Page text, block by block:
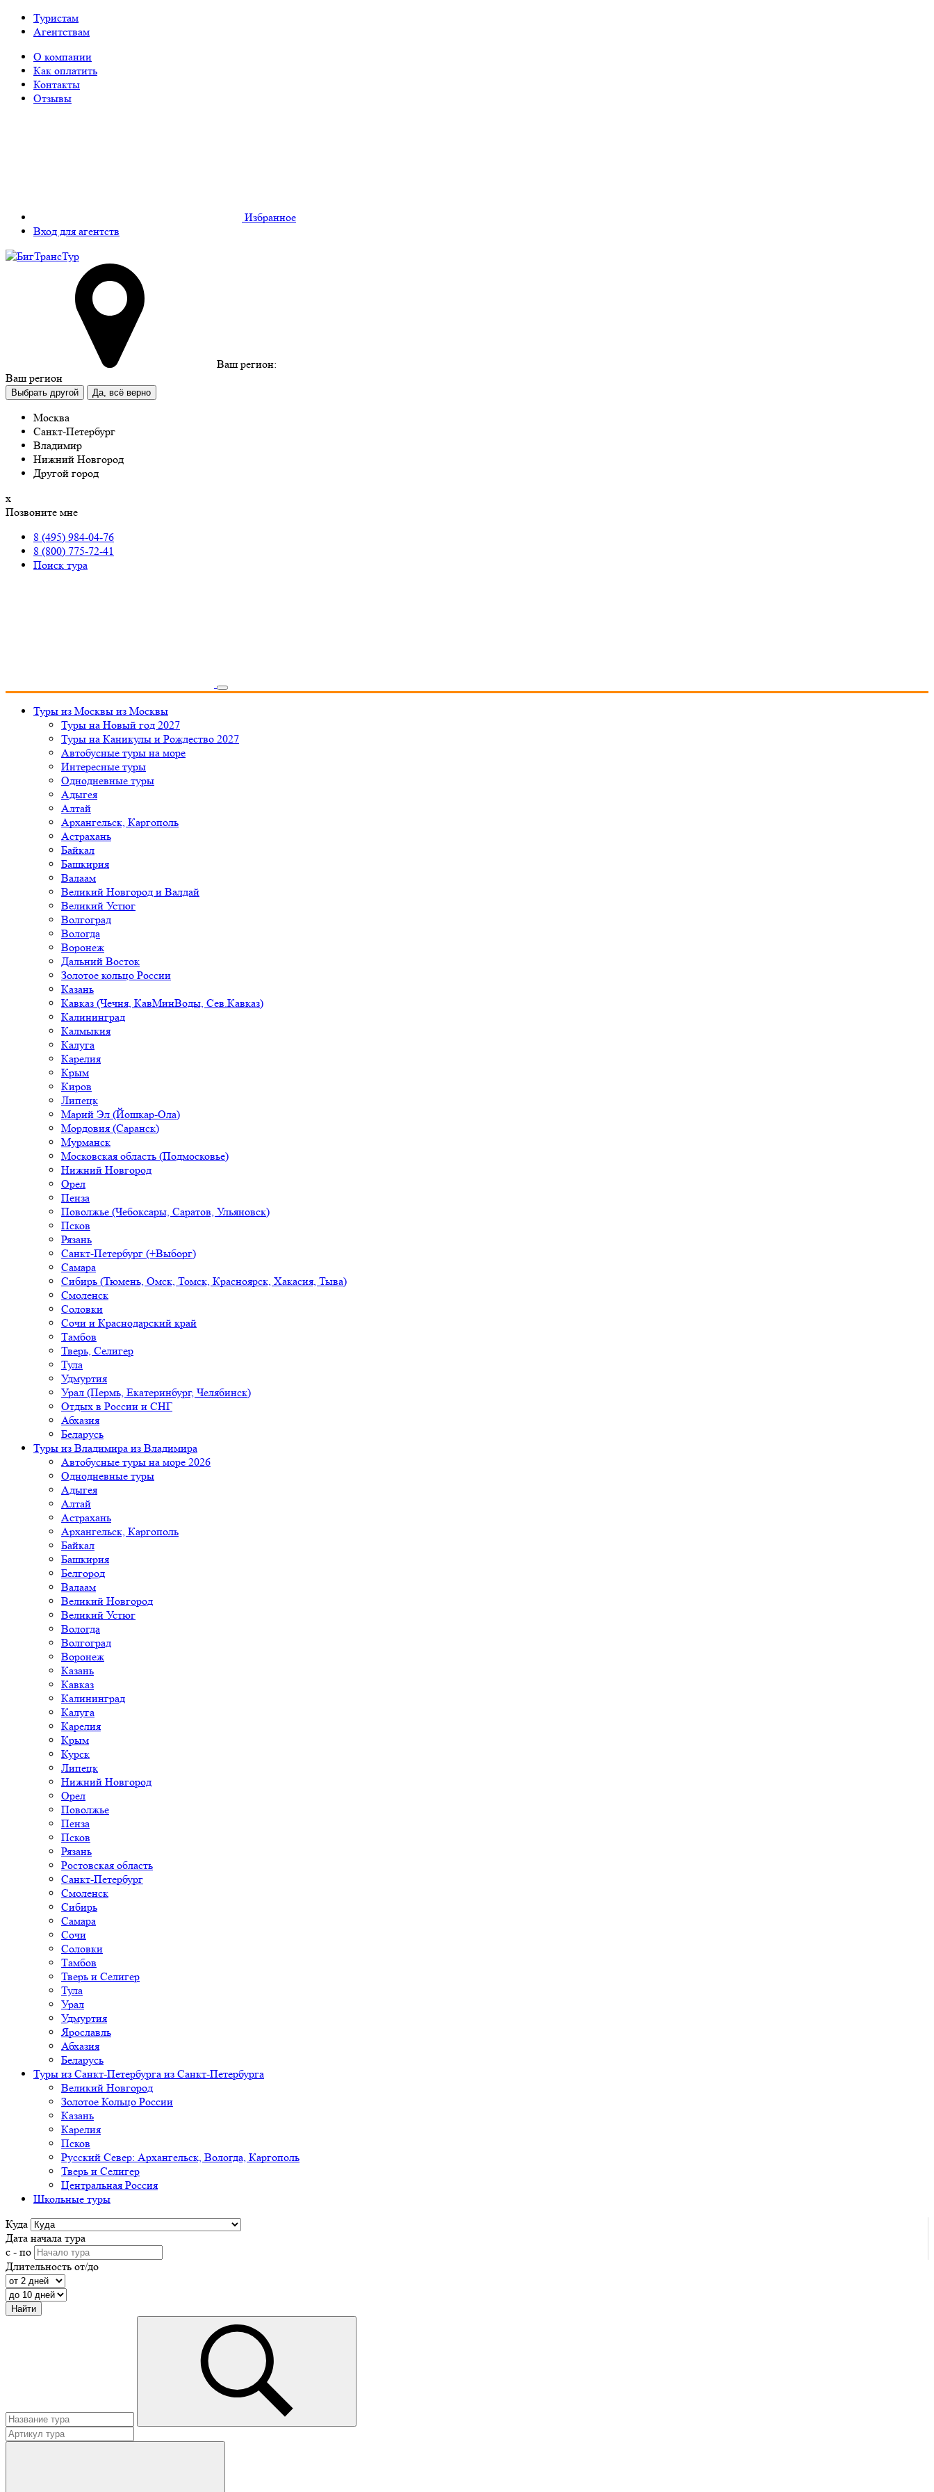
Туристам
Агентствам
О компании
Как оплатить
Контакты
Отзывы
Избранное
Вход для агентств
Ваш регион:
Ваш регион
Выбрать другой Да, всё верно
Москва
Санкт-Петербург
Владимир
Нижний Новгород
Другой город
х
Позвоните мне
8 (495) 984-04-76
8 (800) 775-72-41
Поиск тура
Туры из Москвы из Москвы
Туры на Новый год 2027
Туры на Каникулы и Рождество 2027
Автобусные туры на море
Интересные туры
Однодневные туры
Адыгея
Алтай
Архангельск, Каргополь
Астрахань
Байкал
Башкирия
Валаам
Великий Новгород и Валдай
Великий Устюг
Волгоград
Вологда
Воронеж
Дальний Восток
Золотое кольцо России
Казань
Кавказ (Чечня, КавМинВоды, Сев.Кавказ)
Калининград
Калмыкия
Калуга
Карелия
Крым
Киров
Липецк
Марий Эл (Йошкар-Ола)
Мордовия (Саранск)
Мурманск
Московская область (Подмосковье)
Нижний Новгород
Орел
Пенза
Поволжье (Чебоксары, Саратов, Ульяновск)
Псков
Рязань
Санкт-Петербург (+Выборг)
Самара
Сибирь (Тюмень, Омск, Томск, Красноярск, Хакасия, Тыва)
Смоленск
Соловки
Сочи и Краснодарский край
Тамбов
Тверь, Селигер
Тула
Удмуртия
Урал (Пермь, Екатеринбург, Челябинск)
Отдых в России и СНГ
Абхазия
Беларусь
Туры из Владимира из Владимира
Автобусные туры на море 2026
Однодневные туры
Адыгея
Алтай
Астрахань
Архангельск, Каргополь
Байкал
Башкирия
Белгород
Валаам
Великий Новгород
Великий Устюг
Вологда
Волгоград
Воронеж
Казань
Кавказ
Калининград
Калуга
Карелия
Крым
Курск
Липецк
Нижний Новгород
Орел
Поволжье
Пенза
Псков
Рязань
Ростовская область
Санкт-Петербург
Смоленск
Сибирь
Самара
Сочи
Соловки
Тамбов
Тверь и Селигер
Тула
Урал
Удмуртия
Ярославль
Абхазия
Беларусь
Туры из Санкт-Петербурга из Санкт-Петербурга
Великий Новгород
Золотое Кольцо России
Казань
Карелия
Псков
Русский Север: Архангельск, Вологда, Каргополь
Тверь и Селигер
Центральная Россия
Школьные туры
Куда
Дата начала тура
с - по
Длительность от/до